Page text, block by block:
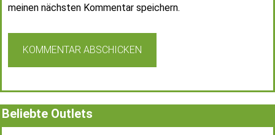
meinen nächsten Kommentar speichern.
Beliebte Outlets